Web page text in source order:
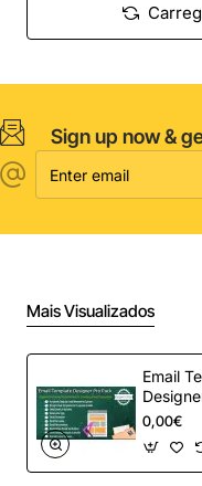
Sign up now &
email
Mais Visualizados
Email
–
mail
0,00€